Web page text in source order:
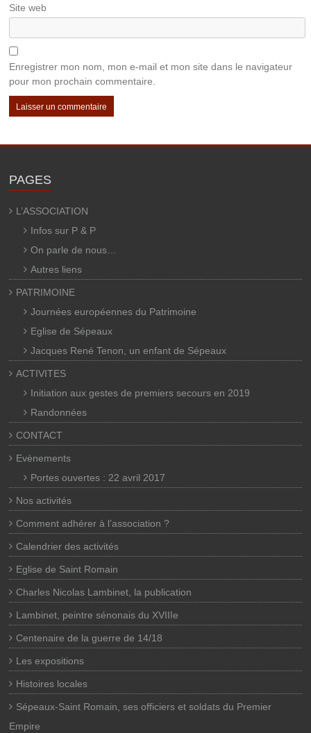
Site web
Enregistrer mon nom, mon e-mail et mon site dans le navigateur
pour mon prochain commentaire.
PAGES
L’ASSOCIATION
Infos sur P & P
On parle de nous…
Autres liens
PATRIMOINE
Journées européennes du Patrimoine
Eglise de Sépeaux
Jacques René Tenon, un enfant de Sépeaux
ACTIVITES
Initiation aux gestes de premiers secours en 2019
Randonnées
CONTACT
Evènements
Portes ouvertes : 22 avril 2017
Nos activités
Comment adhérer à l’association ?
Calendrier des activités
Eglise de Saint Romain
Charles Nicolas Lambinet, la publication
Lambinet, peintre sénonais du XVIIIe
Centenaire de la guerre de 14/18
Les expositions
Histoires locales
Sépeaux-Saint Romain, ses officiers et soldats du Premier
Empire